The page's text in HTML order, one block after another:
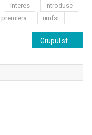
interes
introduse
premiera umfst